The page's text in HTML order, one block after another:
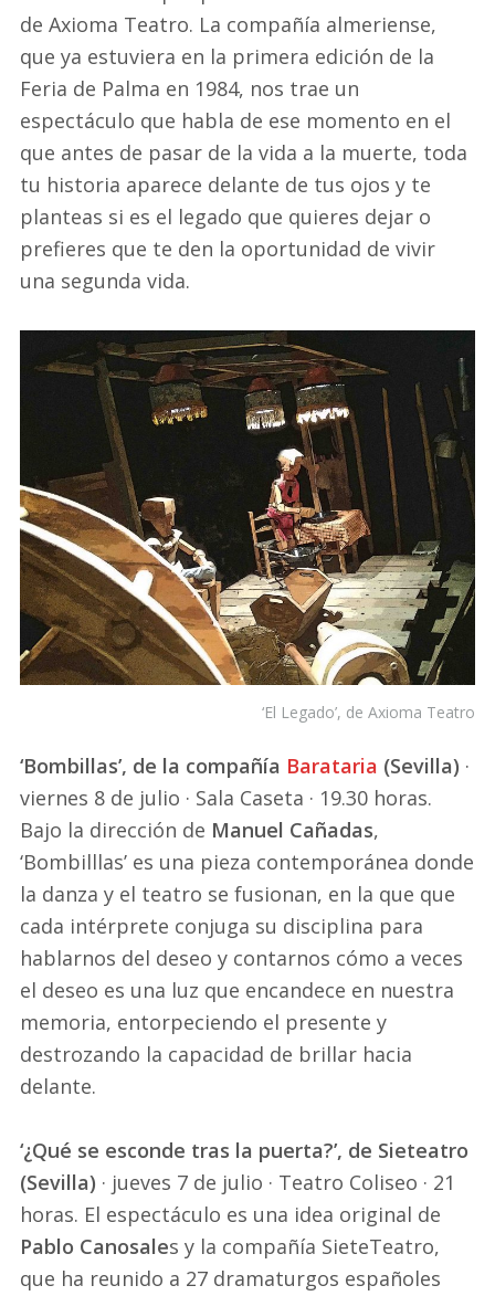
de Axioma Teatro. La compañía almeriense,
que ya estuviera en la primera edición de la
Feria de Palma en 1984, nos trae un
espectáculo que habla de ese momento en el
que antes de pasar de la vida a la muerte, toda
tu historia aparece delante de tus ojos y te
planteas si es el legado que quieres dejar o
prefieres que te den la oportunidad de vivir
una segunda vida.
‘El Legado’, de Axioma Teatro
‘Bombillas’, de la compañía Barataria (Sevilla) ·
viernes 8 de julio · Sala Caseta · 19.30 horas.
Bajo la dirección de Manuel Cañadas,
‘Bombilllas’ es una pieza contemporánea donde
la danza y el teatro se fusionan, en la que que
cada intérprete conjuga su disciplina para
hablarnos del deseo y contarnos cómo a veces
el deseo es una luz que encandece en nuestra
memoria, entorpeciendo el presente y
destrozando la capacidad de brillar hacia
delante.
‘¿Qué se esconde tras la puerta?’, de Sieteatro
(Sevilla) · jueves 7 de julio · Teatro Coliseo · 21
horas. El espectáculo es una idea original de
Pablo Canosales y la compañía SieteTeatro,
que ha reunido a 27 dramaturgos españoles